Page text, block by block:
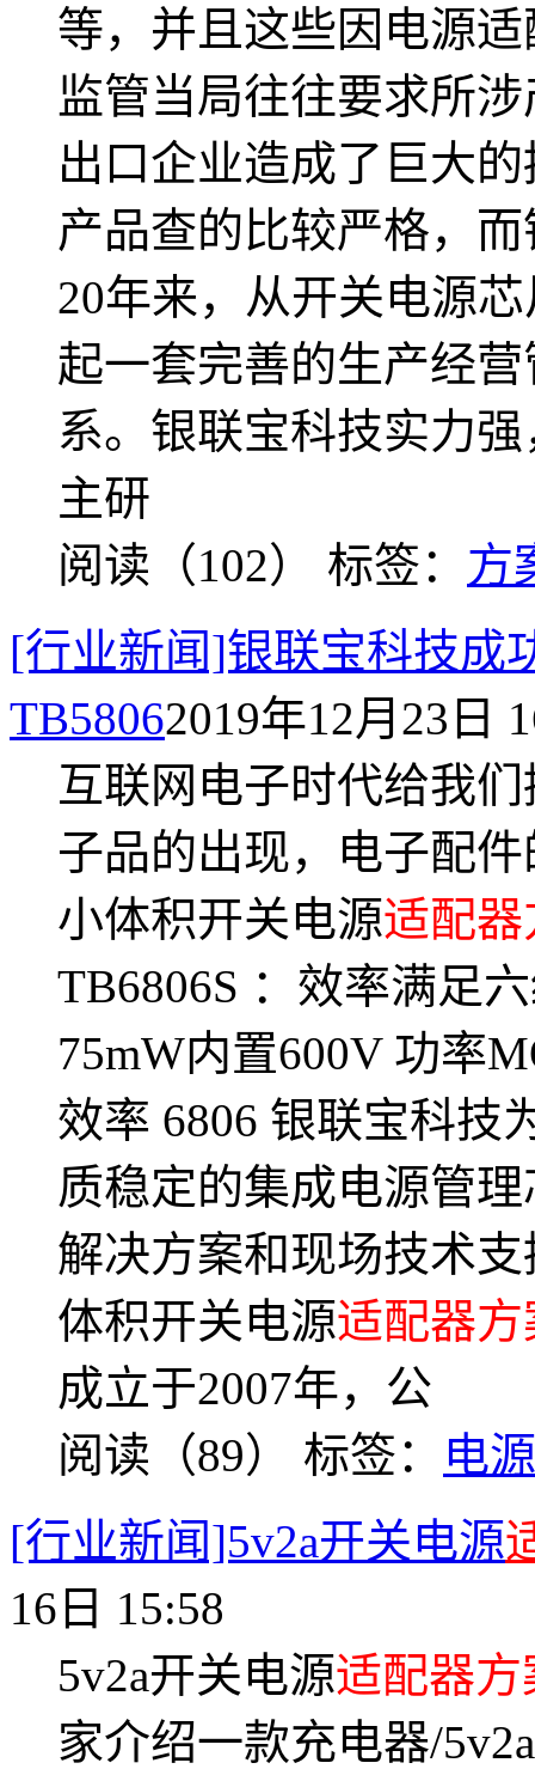
等，并且这些因电源
监管当局往往要求所
出口企业造成了巨大
产品查的比较严格，
20年来，从开关电源
起一套完善的生产经
系。银联宝科技实力
主研
阅读（102） 标签： 方
[行业新闻]银联宝科技成
TB58062019年12月23日
互联网电子时代给我
子品的出现，电子配
小体积开关电源适配器
TB6806S ：效率满足
75mW内置600V 功率
效率 6806 银联宝科技
质稳定的集成电源管
解决方案和现场技术
体积开关电源适配器方
成立于2007年，公
阅读（89） 标签：
电
[行业新闻]5v2a开关电源
16日 15:58
5v2a开关电源适配器方
家介绍一款充电器/